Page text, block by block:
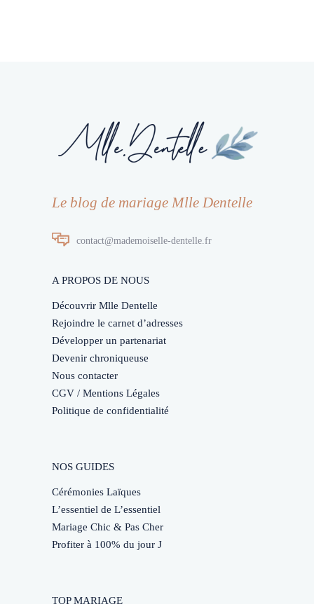
Le blog de mariage Mlle Dentelle
contact@mademoiselle-dentelle.fr
A PROPOS DE NOUS
Découvrir Mlle Dentelle
Rejoindre le carnet d’adresses
Développer un partenariat
Devenir chroniqueuse
Nous contacter
CGV / Mentions Légales
Politique de confidentialité
NOS GUIDES
Cérémonies Laïques
L’essentiel de L’essentiel
Mariage Chic & Pas Cher
Profiter à 100% du jour J
TOP MARIAGE